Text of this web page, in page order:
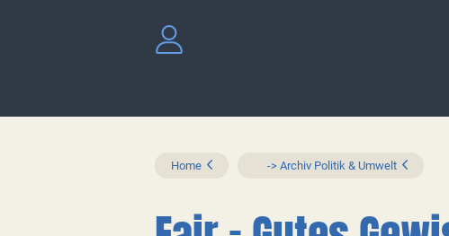
Home -> Archiv Politik & Umwelt